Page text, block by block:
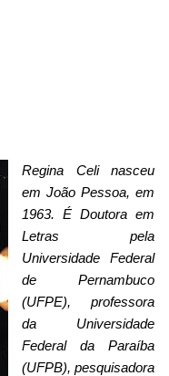
Regina Celi nasceu
em João Pessoa, em
1963. É Doutora em
Letras pela
Universidade Federal
de Pernambuco
(UFPE), professora
da Universidade
Federal da Paraíba
(UFPB), pesquisadora